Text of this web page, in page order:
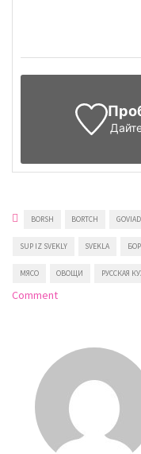
BORSH BORTCH
SUP IZ SVEKLY SVEKLA
МЯСО ОВОЩИ РУССКАЯ
Commenton